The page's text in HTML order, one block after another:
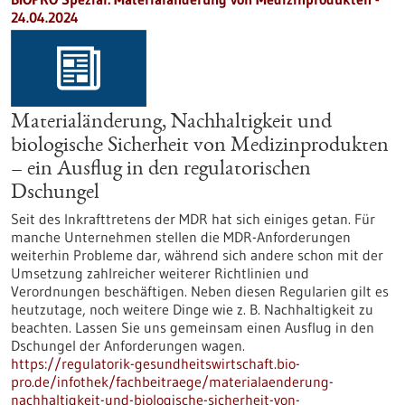
24.04.2024
Materialänderung, Nachhaltigkeit und
biologische Sicherheit von Medizinprodukten
– ein Ausflug in den regulatorischen
Dschungel
Seit des Inkrafttretens der MDR hat sich einiges getan. Für
manche Unternehmen stellen die MDR-Anforderungen
weiterhin Probleme dar, während sich andere schon mit der
Umsetzung zahlreicher weiterer Richtlinien und
Verordnungen beschäftigen. Neben diesen Regularien gilt es
heutzutage, noch weitere Dinge wie z. B. Nachhaltigkeit zu
beachten. Lassen Sie uns gemeinsam einen Ausflug in den
Dschungel der Anforderungen wagen.
https://regulatorik-gesundheitswirtschaft.bio-
pro.de/infothek/fachbeitraege/materialaenderung-
nachhaltigkeit-und-biologische-sicherheit-von-